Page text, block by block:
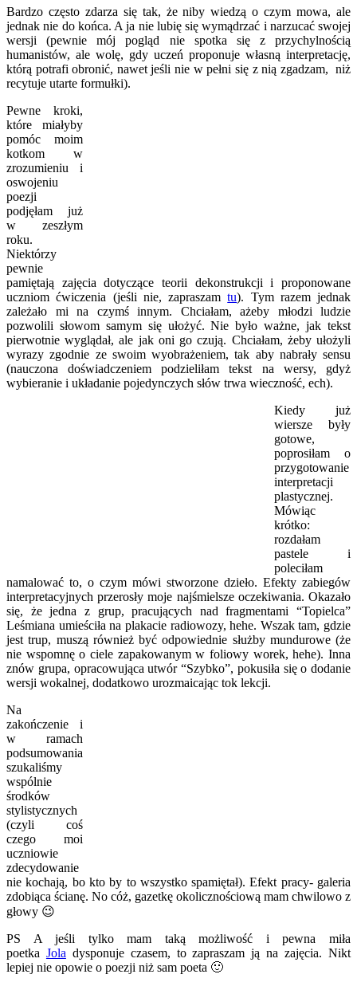
Bardzo często zdarza się tak, że niby wiedzą o czym mowa, ale
jednak nie do końca. A ja nie lubię się wymądrzać i narzucać swojej
wersji (pewnie mój pogląd nie spotka się z przychylnością
humanistów, ale wolę, gdy uczeń proponuje własną interpretację,
którą potrafi obronić, nawet jeśli nie w pełni się z nią zgadzam, niż
recytuje utarte formułki).
Pewne kroki,
które miałyby
pomóc moim
kotkom w
zrozumieniu i
oswojeniu
poezji
podjęłam już
w zeszłym
roku.
Niektórzy
pewnie
pamiętają zajęcia dotyczące teorii dekonstrukcji i proponowane
uczniom ćwiczenia (jeśli nie, zapraszamtu). Tym razem jednak
zależało mi na czymś innym. Chciałam, ażeby młodzi ludzie
pozwolili słowom samym się ułożyć. Nie było ważne, jak tekst
pierwotnie wyglądał, ale jak oni go czują. Chciałam, żeby ułożyli
wyrazy zgodnie ze swoim wyobrażeniem, tak aby nabrały sensu
(nauczona doświadczeniem podzieliłam tekst na wersy, gdyż
wybieranie i układanie pojedynczych słów trwa wieczność, ech).
Kiedy już
wiersze były
gotowe,
poprosiłam o
przygotowanie
interpretacji
plastycznej.
Mówiąc
krótko:
rozdałam
pastele i
poleciłam
namalować to, o czym mówi stworzone dzieło. Efekty zabiegów
interpretacyjnych przerosły moje najśmielsze oczekiwania. Okazało
się, że jedna z grup, pracujących nad fragmentami “Topielca”
Leśmiana umieściła na plakacie radiowozy, hehe. Wszak tam, gdzie
jest trup, muszą również być odpowiednie służby mundurowe (że
nie wspomnę o ciele zapakowanym w foliowy worek, hehe). Inna
znów grupa, opracowująca utwór “Szybko”, pokusiła się o dodanie
wersji wokalnej, dodatkowo urozmaicając tok lekcji.
Na
zakończenie i
w ramach
podsumowania
szukaliśmy
wspólnie
środków
stylistycznych
(czyli coś
czego moi
uczniowie
zdecydowanie
nie kochają, bo kto by to wszystko spamiętał). Efekt pracy- galeria
zdobiąca ścianę. No cóż, gazetkę okolicznościową mam chwilowo z
głowy 😉
PS A jeśli tylko mam taką możliwość i pewna miła
poetka Jola dysponuje czasem, to zapraszam ją na zajęcia. Nikt
lepiej nie opowie o poezji niż sam poeta 🙂